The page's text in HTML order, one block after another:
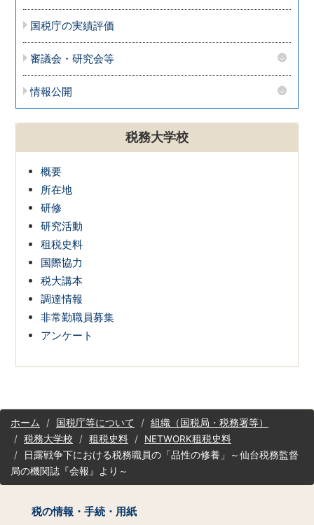
国税庁の実績評価
審議会・研究会等
情報公開
税務大学校
概要
所在地
研修
研究活動
租税史料
国際協力
税大講本
調達情報
非常勤職員募集
アンケート
サ
イ
ッ
プ
ホーム 国税庁等について
組織（国税局・税務署等）
税務大学校
租税史料
NETWORK租税史料
日露戦争下における税務職員の「品性の修養」～仙台税務監督
局の機関誌『会報』より～
税の情報・手続・用紙